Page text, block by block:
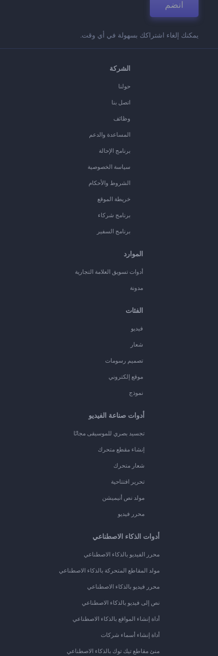
انضم
يمكنك إلغاء اشتراكك بسهولة في أي وقت.
الشركة
حولنا
اتصل بنا
وظائف
المساعدة والدعم
برنامج الإحالة
سياسة الخصوصية
الشروط والأحكام
خريطة الموقع
برنامج شركاء
برنامج السفير
الموارد
أدوات تسويق العلامة التجارية
مدونة
الفئات
فيديو
شعار
تصميم رسومات
موقع إلكتروني
نموذج
أدوات صناعة الفيديو
تجسيد بصري للموسيقى مجانًا
إنشاء مقطع متحرك
شعار متحرك
تحرير افتتاحية
مولد نص أنيميشن
محرر فيديو
أدوات الذكاء الاصطناعي
محرر الفيديو بالذكاء الاصطناعي
مولد المقاطع المتحركة بالذكاء الاصطناعي
محرر فيديو بالذكاء الاصطناعي
نص إلى فيديو بالذكاء الاصطناعي
أداة إنشاء المواقع بالذكاء الاصطناعي
أداة إنشاء أسماء شركات
منئ مقاطع تيك توك بالذكاء الاصطناعي